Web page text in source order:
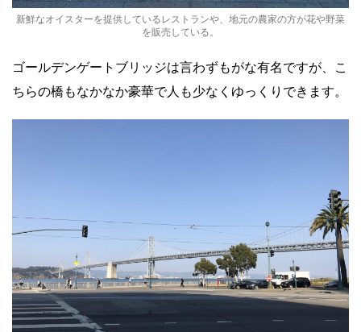
新鮮なオイスターを提供しているレストランや、地元の農家の方が花や野菜
を販売している。
ゴールデンゲートブリッジは言わずもがな有名ですが、こ
ちらの橋もなかなか豪華で人も少なくゆっくりできます。